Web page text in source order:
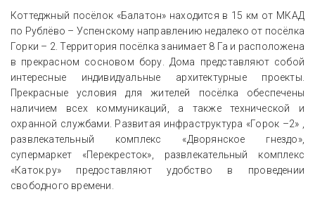
Коттеджный посёлок «Балатон» находится в 15 км от МКАД
по Рублёво – Успенскому направлению недалеко от посёлка
Горки – 2. Территория посёлка занимает 8 Га и расположена
в прекрасном сосновом бору. Дома представляют собой
интересные индивидуальные архитектурные проекты.
Прекрасные условия для жителей посёлка обеспечены
наличием всех коммуникаций, а также технической и
охранной службами. Развитая инфраструктура «Горок –2» ,
развлекательный комплекс «Дворянское гнездо»,
супермаркет «Перекресток», развлекательный комплекс
«Каток.ру» предоставляют удобство в проведении
свободного времени.